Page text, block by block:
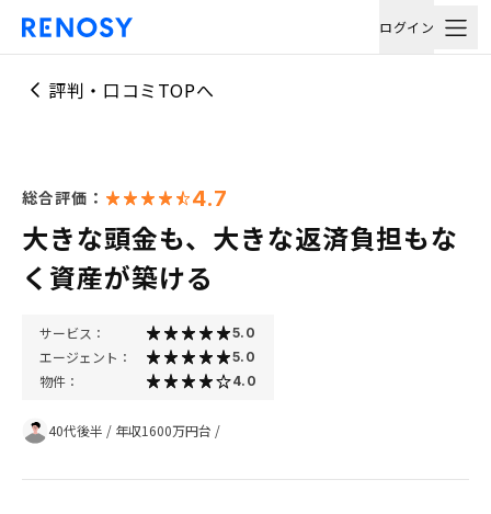
ログイン
評判・口コミTOPへ
総合評価： 4.7
大きな頭金も、大きな返済負担もな
く資産が築ける
サービス： 5.0
エージェント： 5.0
物件： 4.0
40代後半 / 年収1600万円台 /